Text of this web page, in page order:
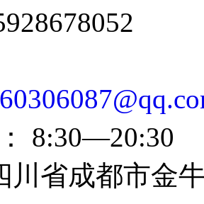
8:30—20:30
省成都市金